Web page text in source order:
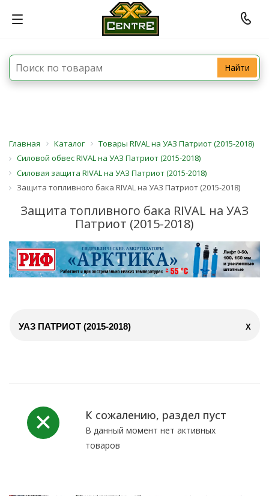
Найти
Главная Каталог
Товары RIVAL на УАЗ Патриот (2015-2018)
Силовой обвес RIVAL на УАЗ Патриот (2015-2018)
Силовая защита RIVAL на УАЗ Патриот (2015-2018)
Защита топливного бака RIVAL на УАЗ Патриот (2015-2018)
Защита топливного бака RIVAL на УАЗ
Патриот (2015-2018)
УАЗ ПАТРИОТ (2015-2018) X
К сожалению, раздел пуст
В данный момент нет активных
товаров